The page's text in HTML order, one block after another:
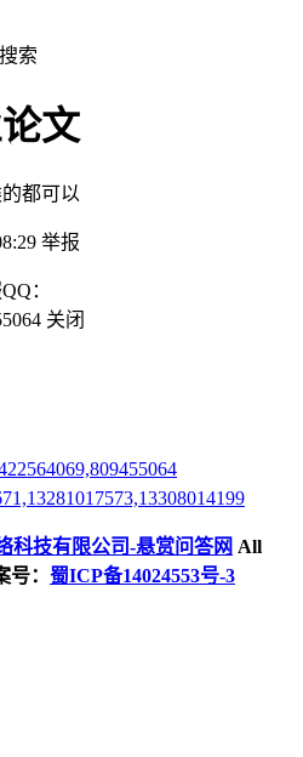
搜索
文
都可以
举报
：
关闭
科技有限公司-悬赏问答网 All
： 蜀ICP备14024553号-3